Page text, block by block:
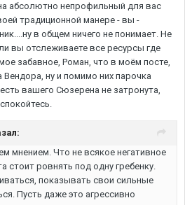
абсолютно непрофильный для вас
традиционной манере - вы -
в общем ничего не понимает. Не
вы отслеживаете все ресурсы где
забавное, Роман, что в моём посте,
Вендора, ну и помимо них парочка
вашего Сюзерена не затронута,
мнением. Что не всякое негативное
стоит ровнять под одну гребенку.
показывать свои сильные
Пусть даже это агрессивно